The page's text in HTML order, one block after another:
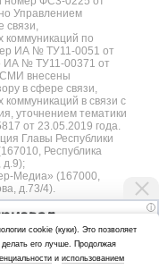
Управлением
коммуникаций по
ИА № ТУ11-0051 от
ИА № ТУ11-00371 от
СМИ внесены
в сфере связи,
в связи с
уточнением тематики
от 23.05.2019 года.
Главы Республики
Республика
д.9);
Медиа» (167000,
д.73/4).
Век»
i
футболистов
странуПолитика
cookie (куки). Это позволяет
делать его лучше. Продолжая
и использованием